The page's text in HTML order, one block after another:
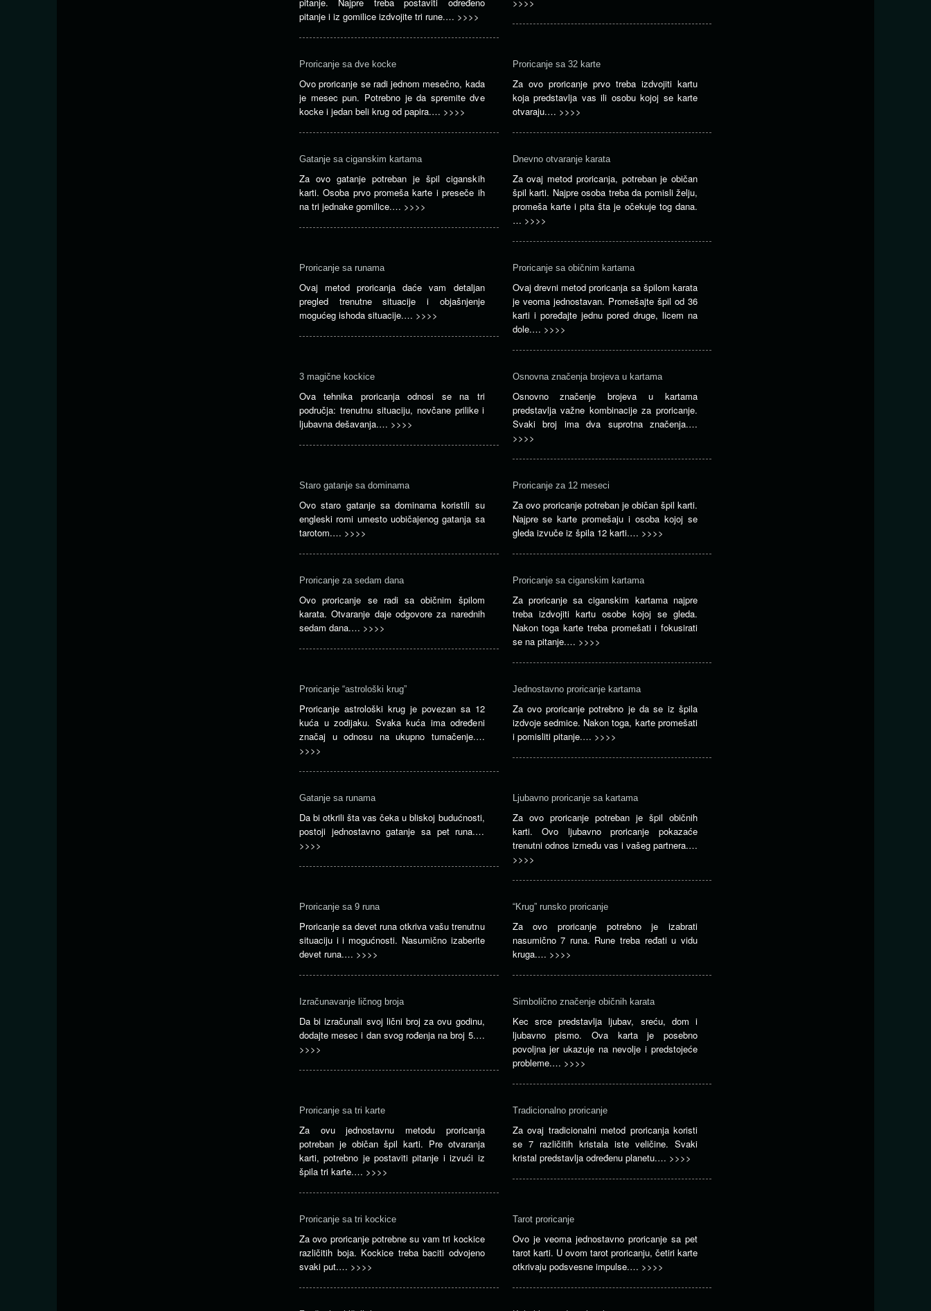
pitanje i iz gomilice izdvojite tri rune.… >>>>
Proricanje sa dve kocke
Ovo proricanje se radi jednom mesečno, kada
je mesec pun. Potrebno je da spremite dve
kocke i jedan beli krug od papira.… >>>>
Proricanje sa 32 karte
Za ovo proricanje prvo treba izdvojiti kartu
koja predstavlja vas ili osobu kojoj se karte
otvaraju.… >>>>
Gatanje sa ciganskim kartama
Za ovo gatanje potreban je špil ciganskih
karti. Osoba prvo promeša karte i preseče ih
na tri jednake gomilice.… >>>>
Dnevno otvaranje karata
Za ovaj metod proricanja, potreban je običan
špil karti. Najpre osoba treba da pomisli želju,
promeša karte i pita šta je očekuje tog dana.
… >>>>
Proricanje sa runama
Ovaj metod proricanja daće vam detaljan
pregled trenutne situacije i objašnjenje
mogućeg ishoda situacije.… >>>>
Proricanje sa običnim kartama
Ovaj drevni metod proricanja sa špilom karata
je veoma jednostavan. Promešajte špil od 36
karti i poređajte jednu pored druge, licem na
dole.… >>>>
3 magične kockice
Ova tehnika proricanja odnosi se na tri
područja: trenutnu situaciju, novčane prilike i
ljubavna dešavanja.… >>>>
Osnovna značenja brojeva u kartama
Osnovno značenje brojeva u kartama
predstavlja važne kombinacije za proricanje.
Svaki broj ima dva suprotna značenja.…
>>>>
Staro gatanje sa dominama
Ovo staro gatanje sa dominama koristili su
engleski romi umesto uobičajenog gatanja sa
tarotom.… >>>>
Proricanje za 12 meseci
Za ovo proricanje potreban je običan špil karti.
Najpre se karte promešaju i osoba kojoj se
gleda izvuče iz špila 12 karti.… >>>>
Proricanje za sedam dana
Ovo proricanje se radi sa običnim špilom
karata. Otvaranje daje odgovore za narednih
sedam dana.… >>>>
Proricanje sa ciganskim kartama
Za proricanje sa ciganskim kartama najpre
treba izdvojiti kartu osobe kojoj se gleda.
Nakon toga karte treba promešati i fokusirati
se na pitanje.… >>>>
Proricanje “astrološki krug”
Proricanje astrološki krug je povezan sa 12
kuća u zodijaku. Svaka kuća ima određeni
značaj u odnosu na ukupno tumačenje.…
>>>>
Jednostavno proricanje kartama
Za ovo proricanje potrebno je da se iz špila
izdvoje sedmice. Nakon toga, karte promešati
i pomisliti pitanje.… >>>>
Gatanje sa runama
Da bi otkrili šta vas čeka u bliskoj budućnosti,
postoji jednostavno gatanje sa pet runa.…
>>>>
Ljubavno proricanje sa kartama
Za ovo proricanje potreban je špil običnih
karti. Ovo ljubavno proricanje pokazaće
trenutni odnos između vas i vašeg partnera.…
>>>>
Proricanje sa 9 runa
Proricanje sa devet runa otkriva vašu trenutnu
situaciju i i mogućnosti. Nasumično izaberite
devet runa.… >>>>
“Krug” runsko proricanje
Za ovo proricanje potrebno je izabrati
nasumično 7 runa. Rune treba ređati u vidu
kruga.… >>>>
Izračunavanje ličnog broja
Da bi izračunali svoj lični broj za ovu godinu,
dodajte mesec i dan svog rođenja na broj 5.…
>>>>
Simbolično značenje običnih karata
Kec srce predstavlja ljubav, sreću, dom i
ljubavno pismo. Ova karta je posebno
povoljna jer ukazuje na nevolje i predstojeće
probleme.… >>>>
Proricanje sa tri karte
Za ovu jednostavnu metodu proricanja
potreban je običan špil karti. Pre otvaranja
karti, potrebno je postaviti pitanje i izvući iz
špila tri karte.… >>>>
Tradicionalno proricanje
Za ovaj tradicionalni metod proricanja koristi
se 7 različitih kristala iste veličine. Svaki
kristal predstavlja određenu planetu.… >>>>
Proricanje sa tri kockice
Za ovo proricanje potrebne su vam tri kockice
različitih boja. Kockice treba baciti odvojeno
svaki put.… >>>>
Tarot proricanje
Ovo je veoma jednostavno proricanje sa pet
tarot karti. U ovom tarot proricanju, četiri karte
otkrivaju podsvesne impulse.… >>>>